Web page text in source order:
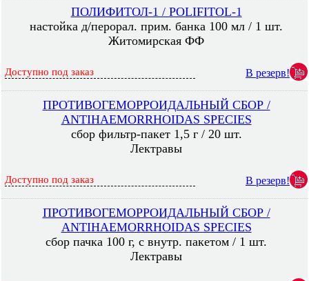
ПОЛИФИТОЛ-1 / POLIFITOL-1
настойка д/перорал. прим. банка 100 мл / 1 шт.
Житомирская ФФ
Доступно под заказ В резерв!
ПРОТИВОГЕМОРРОИДАЛЬНЫЙ СБОР /
ANTIHAEMORRHOIDAS SPECIES
сбор фильтр-пакет 1,5 г / 20 шт.
Лектравы
Доступно под заказ В резерв!
ПРОТИВОГЕМОРРОИДАЛЬНЫЙ СБОР /
ANTIHAEMORRHOIDAS SPECIES
сбор пачка 100 г, с внутр. пакетом / 1 шт.
Лектравы